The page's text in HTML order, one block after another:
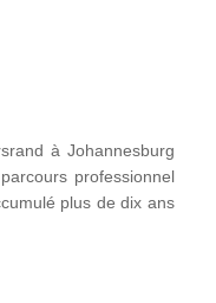
à Johannesburg
professionnel
plus de dix ans